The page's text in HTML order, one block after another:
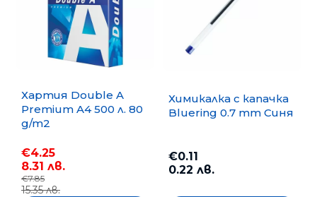
Хартия Double A
Premium A4 500 л. 80
g/m2
€4.25
8.31 лв.
€7.85
15.35 лв.
Химикалка с капачка
Bluering 0.7 mm Синя
€0.11
0.22 лв.